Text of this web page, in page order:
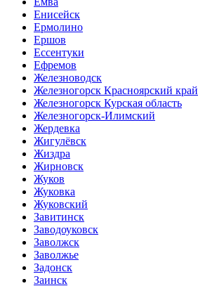
Енисейск
Ермолино
Ершов
Ессентуки
Ефремов
Железноводск
Железногорск Красноярский край
Железногорск Курская область
Железногорск-Илимский
Жердевка
Жигулёвск
Жиздра
Жирновск
Жуков
Жуковка
Жуковский
Завитинск
Заводоуковск
Заволжск
Заволжье
Задонск
Заинск